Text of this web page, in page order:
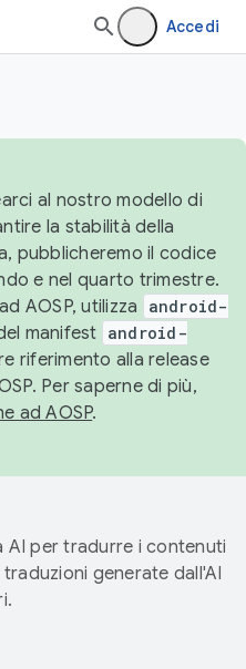
Accedi
al nostro modello di
la stabilità della
pubblicheremo il codice
e nel quarto trimestre.
AOSP, utilizza
android-
manifest android-
riferimento alla release
Per saperne di più,
ad AOSP.
AI per tradurre i contenuti
generate dall'AI